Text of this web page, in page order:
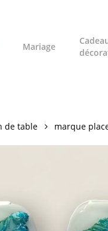
Mariage
de table marque